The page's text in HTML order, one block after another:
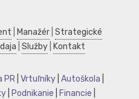
Manažér Strategické
Služby Kontakt
PR Vrtuľníky Autoškola
Podnikanie Financie